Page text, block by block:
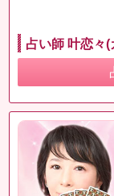
占い師 叶恋々